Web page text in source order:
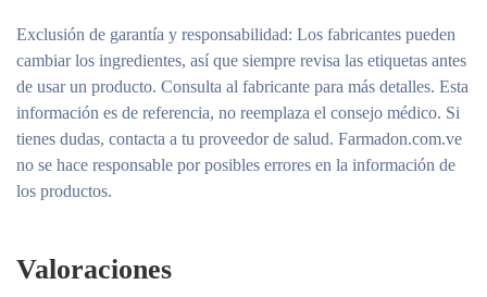
Exclusión de garantía y responsabilidad: Los fabricantes pueden
cambiar los ingredientes, así que siempre revisa las etiquetas antes
de usar un producto. Consulta al fabricante para más detalles. Esta
información es de referencia, no reemplaza el consejo médico. Si
tienes dudas, contacta a tu proveedor de salud. Farmadon.com.ve
no se hace responsable por posibles errores en la información de
los productos.
Valoraciones